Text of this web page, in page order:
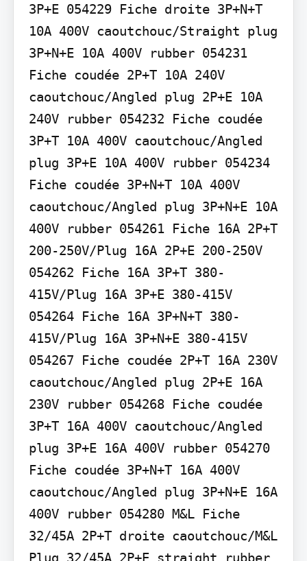
3P+E 054229 Fiche droite 3P+N+T
10A 400V caoutchouc/Straight plug
3P+N+E 10A 400V rubber 054231
Fiche coudée 2P+T 10A 240V
caoutchouc/Angled plug 2P+E 10A
240V rubber 054232 Fiche coudée
3P+T 10A 400V caoutchouc/Angled
plug 3P+E 10A 400V rubber 054234
Fiche coudée 3P+N+T 10A 400V
caoutchouc/Angled plug 3P+N+E 10A
400V rubber 054261 Fiche 16A 2P+T
200-250V/Plug 16A 2P+E 200-250V
054262 Fiche 16A 3P+T 380-
415V/Plug 16A 3P+E 380-415V
054264 Fiche 16A 3P+N+T 380-
415V/Plug 16A 3P+N+E 380-415V
054267 Fiche coudée 2P+T 16A 230V
caoutchouc/Angled plug 2P+E 16A
230V rubber 054268 Fiche coudée
3P+T 16A 400V caoutchouc/Angled
plug 3P+E 16A 400V rubber 054270
Fiche coudée 3P+N+T 16A 400V
caoutchouc/Angled plug 3P+N+E 16A
400V rubber 054280 M&L Fiche
32/45A 2P+T droite caoutchouc/M&L
Plug 32/45A 2P+E straight rubber